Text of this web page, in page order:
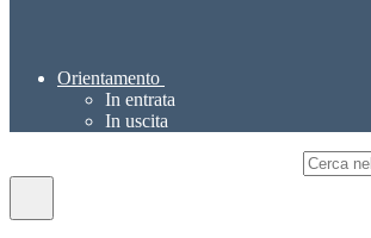
Orientamento
In entrata
In uscita